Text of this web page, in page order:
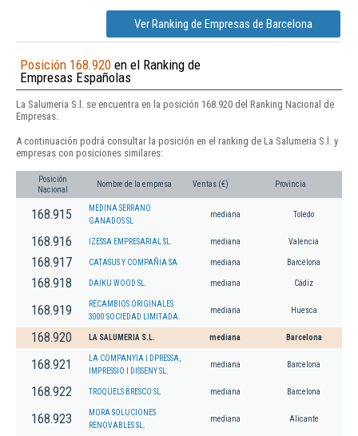
Ver Ranking de Empresas de Barcelona
Posición 168.920 en el Ranking de
Empresas Españolas
La Salumeria S.l. se encuentra en la posición 168.920 del Ranking Nacional de
Empresas.
A continuación podrá consultar la posición en el ranking de La Salumeria S.l. y
empresas con posiciones similares:
Posición
Nacional
Nombre de la empresa Ventas (€) Provincia
168.915
MEDINA SERRANO
GANADOS SL
mediana Toledo
168.916 IZESSA EMPRESARIAL SL. mediana Valencia
168.917 CATASUS Y COMPAÑIA SA mediana Barcelona
168.918 DAIKU WOOD SL. mediana Cádiz
168.919
RECAMBIOS ORIGINALES
3000 SOCIEDAD LIMITADA.
mediana Huesca
168.920 LA SALUMERIA S.L. mediana Barcelona
168.921
LA COMPANYIA I DPRESSA,
IMPRESSIO I DISSENY SL.
mediana Barcelona
168.922 TROQUELS BRESCO SL mediana Barcelona
168.923
MORA SOLUCIONES
RENOVABLES SL.
mediana Alicante